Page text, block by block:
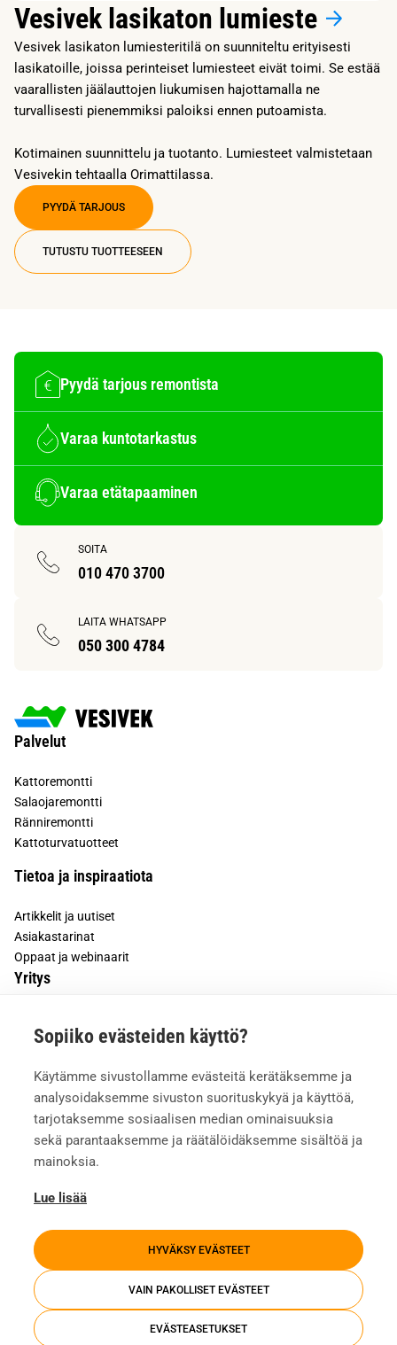
Sopiiko evästeiden käyttö?
Käytämme sivustollamme evästeitä kerätäksemme ja
analysoidaksemme sivuston suorituskykyä ja käyttöä,
tarjotaksemme sosiaalisen median ominaisuuksia
sekä parantaaksemme ja räätälöidäksemme sisältöä ja
mainoksia.
Lue lisää
HYVÄKSY EVÄSTEET
VAIN PAKOLLISET EVÄSTEET
EVÄSTEASETUKSET
Vesivek lasikaton lumieste
Vesivek lasikaton lumiesteritilä on suunniteltu erityisesti
lasikatoille, joissa perinteiset lumiesteet eivät toimi. Se estää
vaarallisten jäälauttojen liukumisen hajottamalla ne
turvallisesti pienemmiksi paloiksi ennen putoamista.
Kotimainen suunnittelu ja tuotanto. Lumiesteet valmistetaan
Vesivekin tehtaalla Orimattilassa.
PYYDÄ TARJOUS
TUTUSTU TUOTTEESEEN
Pyydä tarjous remontista
Varaa kuntotarkastus
Varaa etätapaaminen
SOITA
010 470 3700
LAITA WHATSAPP
050 300 4784
Palvelut
Kattoremontti
Salaojaremontti
Ränniremontti
Kattoturvatuotteet
Tietoa ja inspiraatiota
Artikkelit ja uutiset
Asiakastarinat
Oppaat ja webinaarit
Yritys
Asiakkaiden kokemuksia
Yhteystiedot
Mediapankki